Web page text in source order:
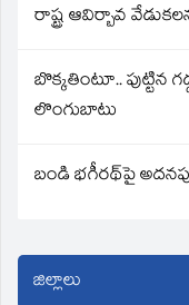
రాష్ట్ర ఆవిర్బావ
బొక్కతింటూ.. పుట్టిన
లొంగుబాటు
బండి భగీరథ్‌పై అదనపు